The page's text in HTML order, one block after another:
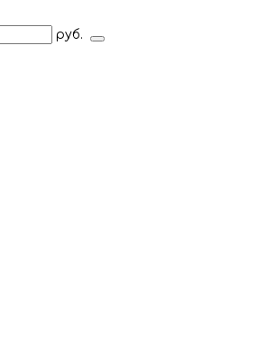
руб.